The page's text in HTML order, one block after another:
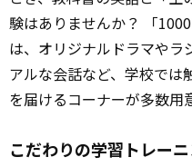
験はありませんか？ 「
は、オリジナルドラマやラ
アルな会話など、学校では
を届けるコーナーが多数用
こだわりの学習トレー